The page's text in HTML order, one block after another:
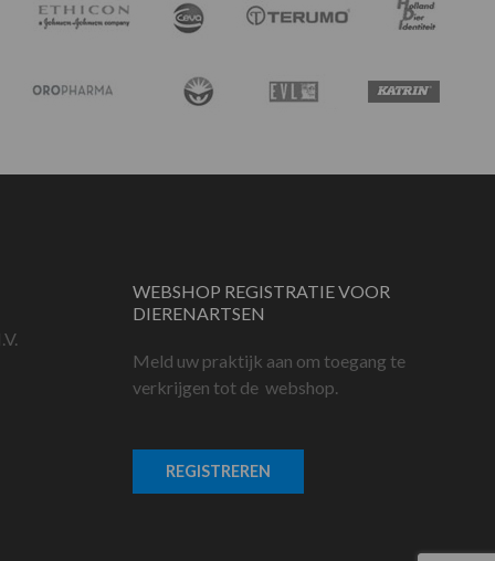
WEBSHOP REGISTRATIE VOOR
DIERENARTSEN
Meld uw praktijk aan om toegang te
verkrijgen tot de webshop.
REGISTREREN